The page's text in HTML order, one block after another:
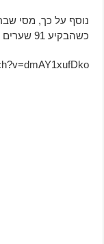
נוסף על כך, מסי
כשהבקיע 91 שערים בשנת 2012.